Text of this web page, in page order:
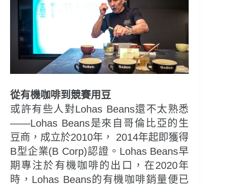
從有機咖啡到競賽用豆
或許有些人對Lohas Beans還不太熟悉
——Lohas Beans是來自哥倫比亞的生
豆商，成立於2010年， 2014年起即獲得
B型企業(B Corp)認證。Lohas Beans早
期專注於有機咖啡的出口，在2020年
時，Lohas Beans的有機咖啡銷量便已